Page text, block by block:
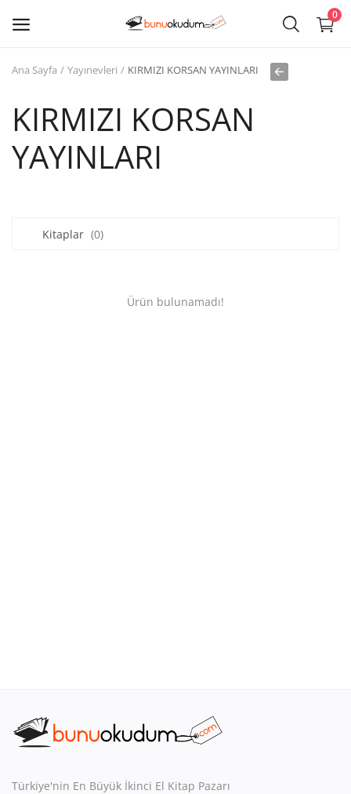
0
Giriş
Destek Merkezi
Mağazalar
Ana Sayfa Yayınevleri KIRMIZI KORSAN YAYINLARI
KIRMIZI KORSAN
YAYINLARI
Kitaplar (0)
Ürün bulunamadı!
Türkiye'nin En Büyük İkinci El Kitap Pazarı